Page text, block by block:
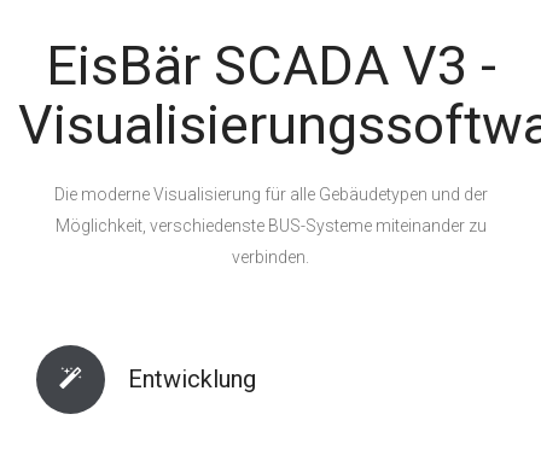
EisBär SCADA V3 -
Die moderne Visualisierung für alle Gebäudetypen und der
Möglichkeit, verschiedenste BUS-Systeme miteinander zu
verbinden.
Entwicklung